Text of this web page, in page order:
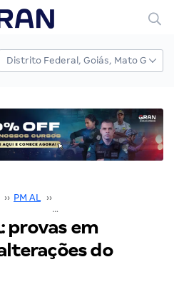
›› PM AL ››
provas em
do